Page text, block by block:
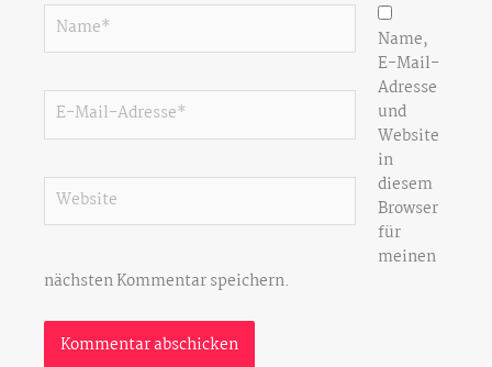
Name*
E-
Mail-
Website
Name,
E-Mail-
Adresse
und
Website
in
diesem
Browser
für
meinen
nächsten Kommentar speichern.